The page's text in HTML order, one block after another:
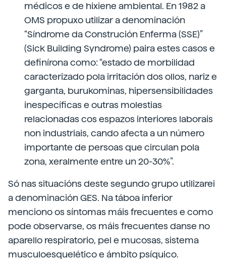
médicos e de hixiene ambiental. En 1982 a
OMS propuxo utilizar a denominación
“Síndrome da Construción Enferma (SSE)”
(Sick Building Syndrome) paira estes casos e
definírona como: “estado de morbilidad
caracterizado pola irritación dos ollos, nariz e
garganta, burukominas, hipersensibilidades
inespecíficas e outras molestias
relacionadas cos espazos interiores laborais
non industriais, cando afecta a un número
importante de persoas que circulan pola
zona, xeralmente entre un 20-30%”.
Só nas situacións deste segundo grupo utilizarei
a denominación GES. Na táboa inferior
menciono os síntomas máis frecuentes e como
pode observarse, os máis frecuentes danse no
aparello respiratorio, pel e mucosas, sistema
musculoesquelético e ámbito psíquico.